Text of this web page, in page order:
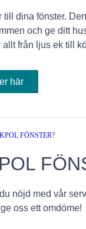
dina fönster.
och ge ditt
från ljus ek till
här
nöjd med vår
oss ett omdöme!